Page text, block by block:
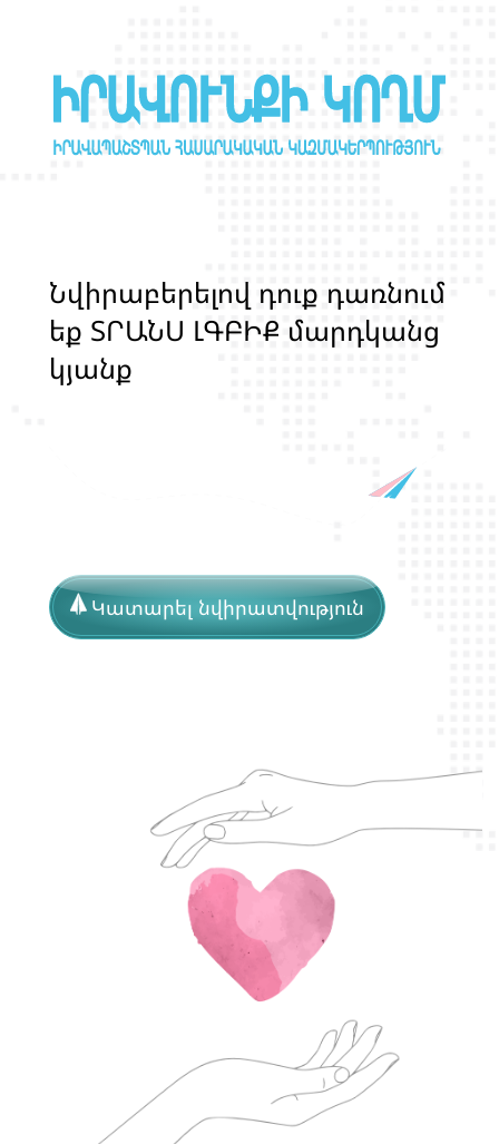
Նվիրաբերելով դոք դառնոմ
եք ՏՐԱՆՍ ԼԳԲԻՔ մարդկանց
կյանք
Կատարել նվիրատվություն